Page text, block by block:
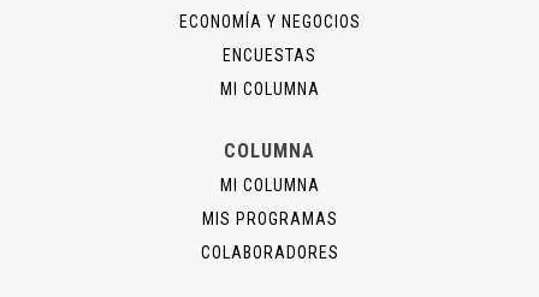
ECONOMÍA Y NEGOCIOS
ENCUESTAS
MI COLUMNA
COLUMNA
MI COLUMNA
MIS PROGRAMAS
COLABORADORES